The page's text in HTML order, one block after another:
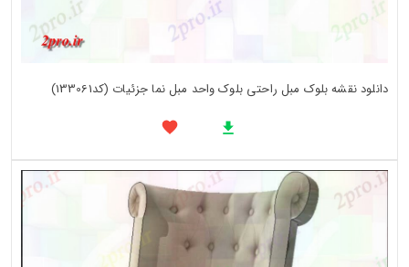
دانلود نقشه بلوک مبل راحتی بلوک واحد مبل نما جزئیات (کد133061)